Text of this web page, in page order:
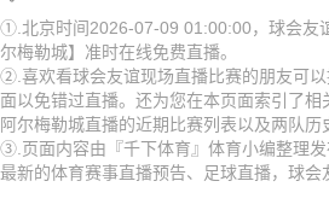
2026-08-17 【球会友谊】 前进
2026-08-17 【球会友谊】 前进
2026-08-17 【球会友谊】 前进
2026-08-17 【球会友谊】 前进
2026-08-17 【球会友谊】 前进
2026-08-17 【球会友谊】 前进
①.北京时间2026-07-09 01:00:00，球会友
尔梅勒城】准时在线免费直播。
②.喜欢看球会友谊现场直播比赛的朋友可
面以免错过直播。还为您在本页面索引了相
阿尔梅勒城直播的近期比赛列表以及两队历
③.页面内容由『千下体育』体育小编整理
最新的体育赛事直播预告、足球直播，球会